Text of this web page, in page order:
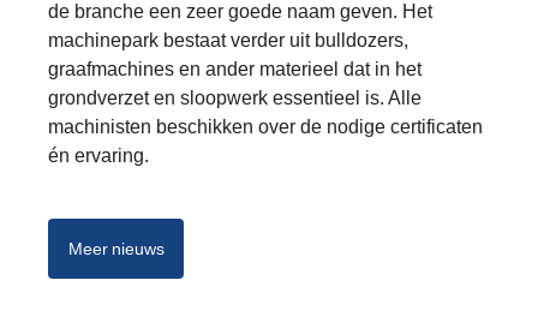
de branche een zeer goede naam geven. Het
machinepark bestaat verder uit bulldozers,
graafmachines en ander materieel dat in het
grondverzet en sloopwerk essentieel is. Alle
machinisten beschikken over de nodige certificaten
én ervaring.
Meer nieuws